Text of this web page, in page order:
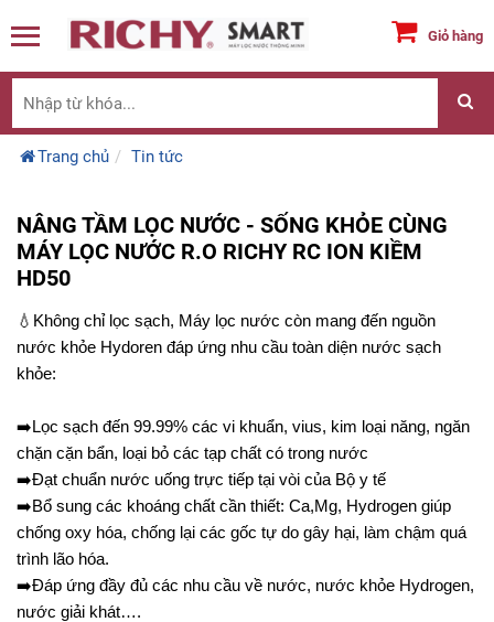
Giỏ hàng
Trang chủ Tin tức
NÂNG TẦM LỌC NƯỚC - SỐNG KHỎE CÙNG
MÁY LỌC NƯỚC R.O RICHY RC ION KIỀM
HD50
💧 Không chỉ lọc sạch, Máy lọc nước còn mang đến nguồn
nước khỏe Hydoren đáp ứng nhu cầu toàn diện nước sạch
khỏe:
➡️Lọc sạch đến 99.99% các vi khuẩn, vius, kim loại năng, ngăn
chặn cặn bẩn, loại bỏ các tạp chất có trong nước
➡️Đạt chuẩn nước uống trực tiếp tại vòi của Bộ y tế
➡️Bổ sung các khoáng chất cần thiết: Ca,Mg, Hydrogen giúp
chống oxy hóa, chống lại các gốc tự do gây hại, làm chậm quá
trình lão hóa.
➡️Đáp ứng đầy đủ các nhu cầu về nước, nước khỏe Hydrogen,
nước giải khát….